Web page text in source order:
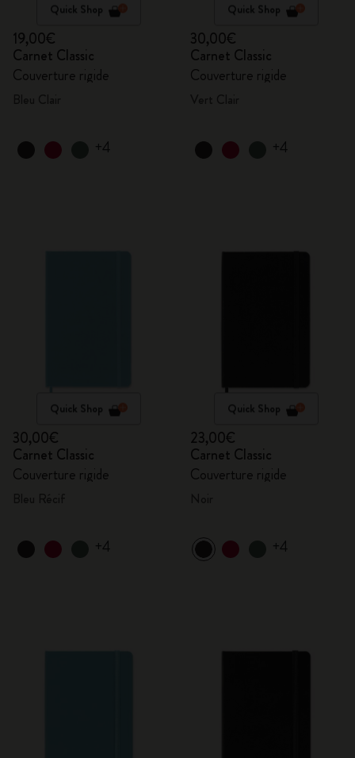
Quick Shop
19,00€
Carnet Classic
Couverture rigide
+4
Quick Shop
30,00€
Carnet Classic
Couverture rigide
+4
Quick Shop
30,00€
Carnet Classic
Couverture rigide
+4
Quick Shop
23,00€
Carnet Classic
Couverture rigide
+4